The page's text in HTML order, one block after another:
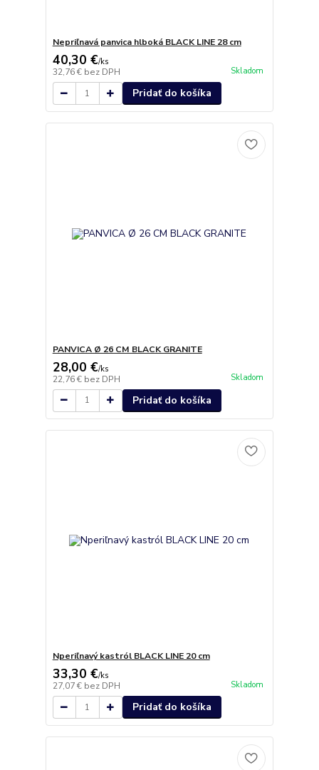
Nepriľnavá panvica hlboká BLACK LINE 28 cm
40,30 €/ks
32,76 € bez DPH Skladom
Pridať do košíka
PANVICA Ø 26 CM BLACK GRANITE
28,00 €/ks
22,76 € bez DPH Skladom
Pridať do košíka
Nperiľnavý kastról BLACK LINE 20 cm
33,30 €/ks
27,07 € bez DPH Skladom
Pridať do košíka